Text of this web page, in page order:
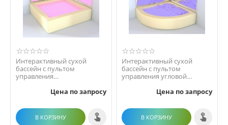
Интерактивный сухой
бассейн с пультом
управления
количество шариков - 17...
Цена по запросу
В КОРЗИНУ
Интерактивный сухой
бассейн с пультом
управления угловой
Цена по запросу
В КОРЗИНУ